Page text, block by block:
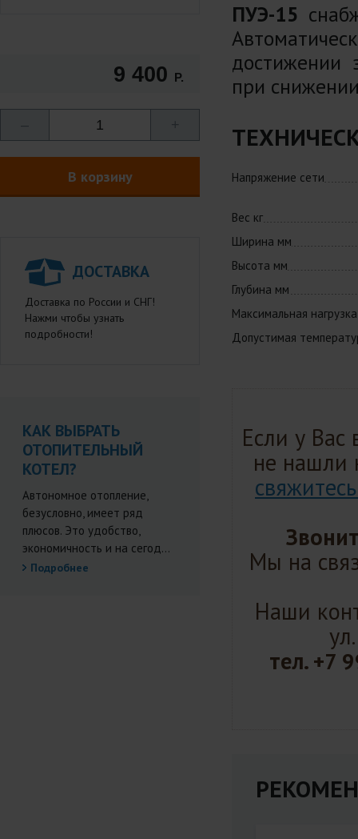
9 400 Р.
+
– 1
В корзину
ДОСТАВКА
Доставка по России и СНГ!
Нажми чтобы узнать
подробности!
КАК ВЫБРАТЬ
ОТОПИТЕЛЬНЫЙ
КОТЕЛ?
Автономное отопление,
безусловно, имеет ряд
плюсов. Это удобство,
экономичность и на сегод...
Подробнее
ПУЭ-15
достижении
при
Напряжение сети
Вес кг
Ширина мм
Высота мм
Глубина мм
Максимальная
Допустимая
Если у
не нашли
Мы на
Наши
тел.+7